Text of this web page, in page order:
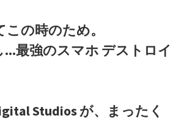
の時のため。
最強のスマホ デストロイ
Studios が、まったく